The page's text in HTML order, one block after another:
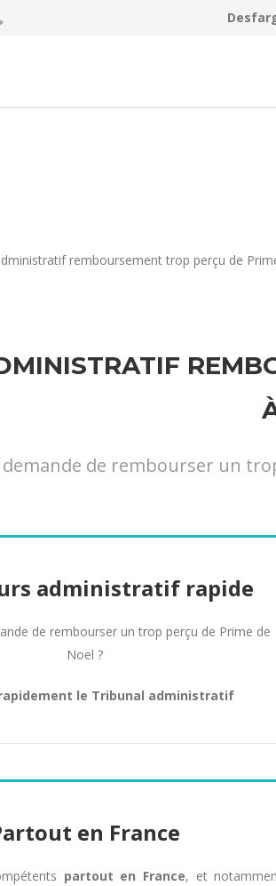
remboursement trop perçu de
demande de rembourser un
administratif rapide
de rembourser un trop perçu de Prime de
Noel ?
le Tribunal administratif
en France
partout en France, et